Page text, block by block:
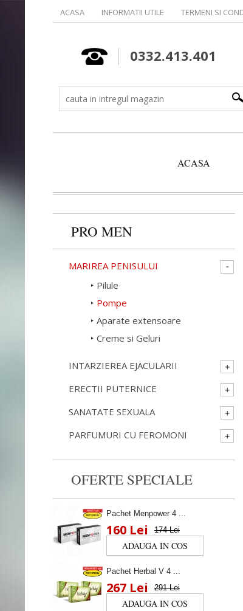
ACASA INFORMATII UTILE TERMENI SI
0332.413.401
ACASA
PRO MEN
MARIREA PENISULUI
Pilule
Pompe
Aparate extensoare
Creme si Geluri
INTARZIEREA EJACULARII
ERECTII PUTERNICE
SANATATE SEXUALA
PARFUMURI CU FEROMONI
OFERTE SPECIALE
Pachet Menpower 4 ...
160 Lei 174 Lei
Pachet Herbal V 4 ...
267 Lei 291 Lei